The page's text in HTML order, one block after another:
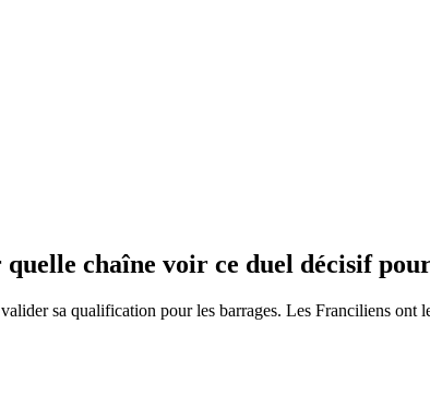
chaîne voir ce duel décisif
sa qualification pour les barrages. Les Franciliens ont